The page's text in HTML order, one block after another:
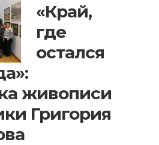
«Край,
где
остался
живописи
Григория